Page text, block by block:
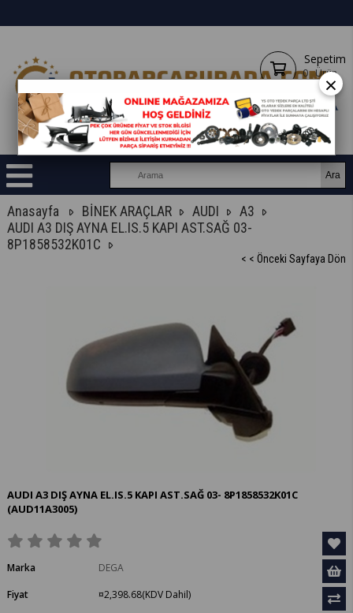
Sepetim
0 Ürün
Anasayfa BİNEK ARAÇLAR AUDI
A3
AUDI A3 DIŞ AYNA EL.IS.5 KAPI AST.SAĞ 03-
8P1858532K01C
< < Önceki Sayfaya Dön
AUDI A3 DIŞ AYNA EL.IS.5 KAPI AST.SAĞ 03- 8P1858532K01C
(AUD11A3005)
Marka
DEGA
Fiyat
¤2,398.68(KDV Dahil)
×